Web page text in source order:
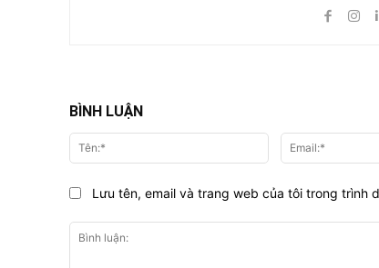
BÌNH LUẬN
Tên:*
Lưu tên, email và trang web của tôi trong trình